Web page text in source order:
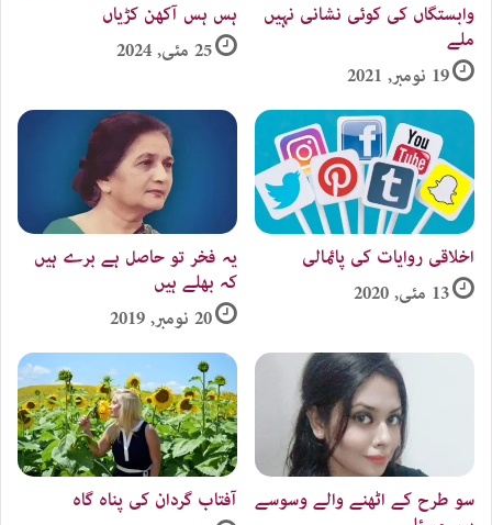
وابستگاں کی کوئی نشانی نہیں
ملے
19 نومبر, 2021
ہس ہس آکھن کڑیاں
25 مئی, 2024
اخلاقی روایات کی پائمالی
13 مئی, 2020
یہ فخر تو حاصل ہے برے ہیں
کہ بھلے ہیں
20 نومبر, 2019
سو طرح کے اٹھنے والے وسوسے
آفتاب گردان کی پناہ گاہ